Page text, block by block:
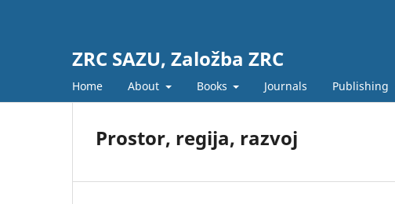
ZRC SAZU, Založba ZRC
Home About Books Journals Publishing
Prostor, regija, razvoj